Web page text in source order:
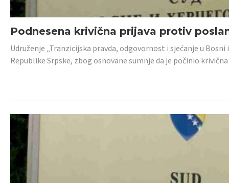
Podnesena krivična prijava protiv
Udruženje „Tranzicijska pravda, odgovornost i sjećanje u
Republike Srpske, zbog osnovane sumnje da je počinio